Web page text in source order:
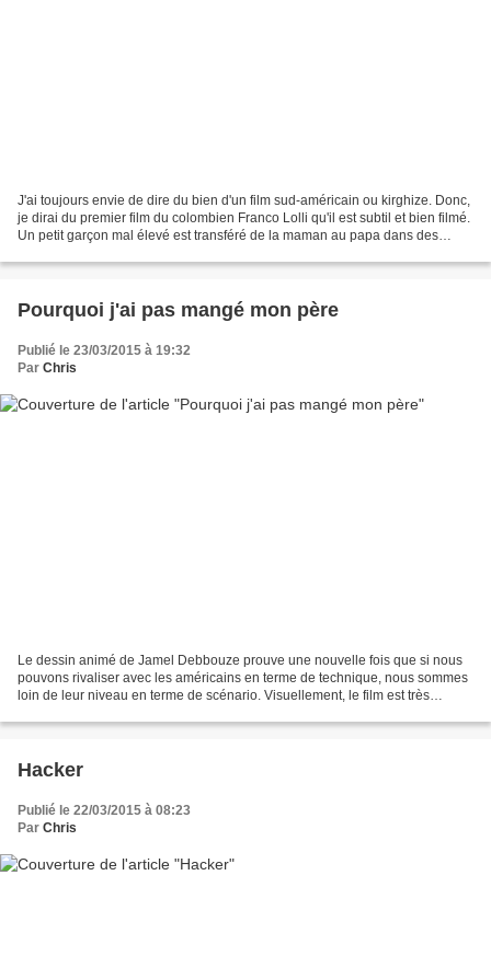
J'ai toujours envie de dire du bien d'un film sud-américain ou kirghize. Donc,
je dirai du premier film du colombien Franco Lolli qu'il est subtil et bien filmé.
Un petit garçon mal élevé est transféré de la maman au papa dans des
Pourquoi j'ai pas mangé mon père
Publié le 23/03/2015 à 19:32
Par Chris
Le dessin animé de Jamel Debbouze prouve une nouvelle fois que si nous
pouvons rivaliser avec les américains en terme de technique, nous sommes
loin de leur niveau en terme de scénario. Visuellement, le film est très
Hacker
Publié le 22/03/2015 à 08:23
Par Chris